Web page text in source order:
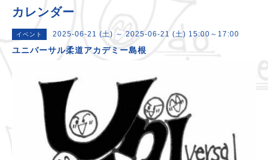
カレンダー
イベント 2025-06-21 (土) ～ 2025-06-21 (土) 15:00～17:00
ユニバーサル柔道アカデミー島根